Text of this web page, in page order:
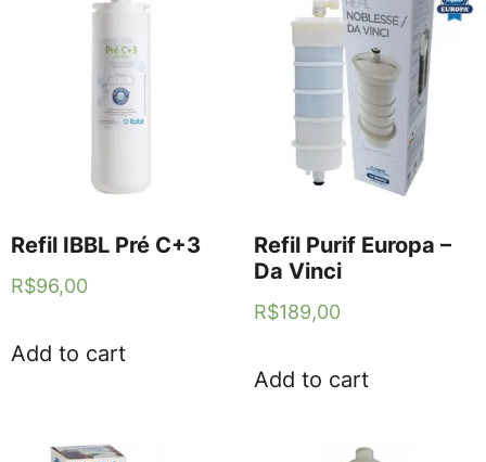
Refil IBBL Pré C+3
R$96,00
Add to cart
Refil Purif Europa –
Da Vinci
R$189,00
Add to cart